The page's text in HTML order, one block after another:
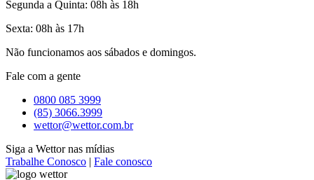
Segunda a Quinta: 08h às 18h
Sexta: 08h às 17h
Não funcionamos aos sábados e domingos.
Fale com a gente
0800 085 3999
(85) 3066.3999
wettor@wettor.com.br
Siga a Wettor nas mídias
Trabalhe Conosco | Fale conosco